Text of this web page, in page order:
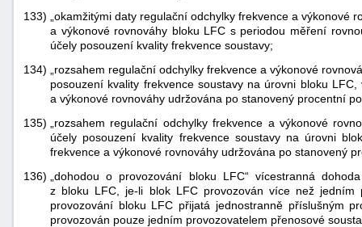
133)
„okamžitými daty regulační odchylky frekvence a výkonové
a výkonové rovnováhy bloku LFC s periodou měření
účely posouzení kvality frekvence soustavy;
134)
„rozsahem regulační odchylky frekvence a výkonové
posouzení kvality frekvence soustavy na úrovni bloku
a výkonové rovnováhy udržována po stanovený procentní
135)
„rozsahem regulační odchylky frekvence a výkonové
účely posouzení kvality frekvence soustavy na úrovni
frekvence a výkonové rovnováhy udržována po stanovený
136)
„dohodou o provozování bloku LFC“ vícestranná
z bloku LFC, je-li blok LFC provozován více než jedním
provozování bloku LFC přijatá jednostranně příslušným
provozován pouze jedním provozovatelem přenosové